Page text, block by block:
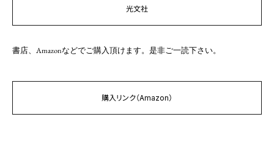
光文社
書店、Amazonなどでご購入頂けます。是非ご一読下さい。
購入リンク（Amazon）